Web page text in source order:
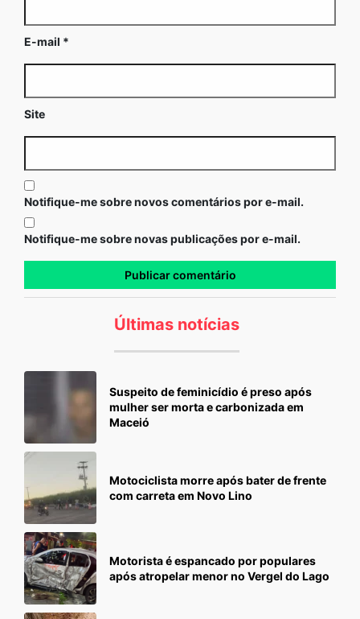
E-mail *
Site
Notifique-me sobre novos comentários por e-mail.
Notifique-me sobre novas publicações por e-mail.
Últimas notícias
Suspeito de feminicídio é preso após
mulher ser morta e carbonizada em
Maceió
Motociclista morre após bater de frente
com carreta em Novo Lino
Motorista é espancado por populares
após atropelar menor no Vergel do Lago